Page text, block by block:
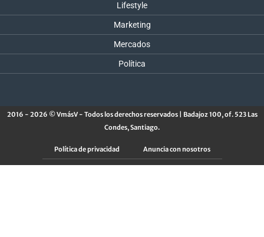
Lifestyle
Marketing
Mercados
Política
2016 - 2026 © VmásV - Todos los derechos reservados | Badajoz 100, of. 523 Las
Condes, Santiago.
Política de privacidad Anuncia con nosotros